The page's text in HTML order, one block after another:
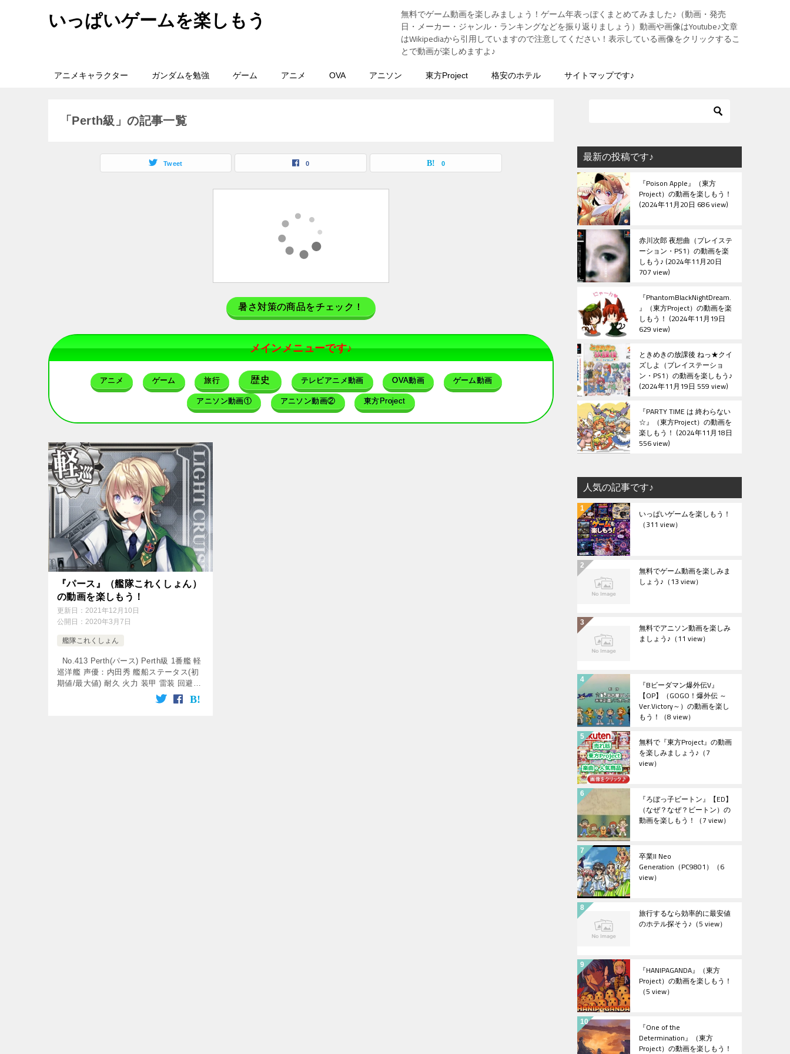
いっぱいゲームを楽しもう
無料でゲーム動画を楽しみましょう！ゲーム年表っぽくまとめてみました♪（動画・発売
日・メーカー・ジャンル・ランキングなどを振り返りましょう）動画や画像はYoutube♪文章
はWikipediaから引用していますので注意してください！表示している画像をクリックするこ
とで動画が楽しめますよ♪
アニメキャラクター ガンダムを勉強 ゲーム アニメ OVA アニソン 東方Project 格安のホテル サイトマップです♪
「Perth級」の記事一覧
Tweet 0 0
暑さ対策の商品をチェック！
メインメニューです♪
アニメ ゲーム 旅行 歴史 テレビアニメ動画 OVA動画 ゲーム動画
アニソン動画① アニソン動画② 東方Project
『パース』（艦隊これくしょん）
の動画を楽しもう！
更新日： 2021年12月10日
公開日： 2020年3月7日
艦隊これくしょん
No.413 Perth(パース) Perth級 1番艦 軽
巡洋艦 声優：内田秀 艦船ステータス(初
期値/最大値) 耐久 火力 装甲 雷装 回避
対空 搭載 29 24 / 58 17 / 32 20 / […]
最新の投稿です♪
『Poison Apple』（東方
Project）の動画を楽しもう！
2024年11月20日 686 view
赤川次郎 夜想曲（プレイステ
ーション・PS1）の動画を楽
しもう♪ 2024年11月20日
707 view
『PhantomBlackNightDream.
』（東方Project）の動画を楽
しもう！ 2024年11月19日
629 view
ときめきの放課後 ねっ★クイ
ズしよ（プレイステーショ
ン・PS1）の動画を楽しもう♪
2024年11月19日 559 view
『PARTY TIME は 終わらない
☆』（東方Project）の動画を
楽しもう！ 2024年11月18日
556 view
人気の記事です♪
いっぱいゲームを楽しもう！
（311 view）
無料でゲーム動画を楽しみま
しょう♪ （13 view）
無料でアニソン動画を楽しみ
ましょう♪ （11 view）
『Bビーダマン爆外伝V』
【OP】（GOGO！爆外伝 ～
Ver.Victory～）の動画を楽し
もう！ （8 view）
無料で『東方Project』の動画
を楽しみましょう♪ （7
view）
『ろぼっ子ビートン』【ED】
（なぜ？なぜ？ビートン）の
動画を楽しもう！ （7 view）
卒業II Neo
Generation（PC9801） （6
view）
旅行するなら効率的に最安値
のホテル探そう♪ （5 view）
『HANIPAGANDA』（東方
Project）の動画を楽しもう！
（5 view）
『One of the
Determination』（東方
Project）の動画を楽しもう！